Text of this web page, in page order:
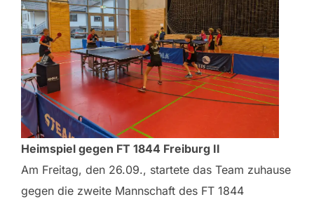
Heimspiel gegen FT 1844 Freiburg II
Am Freitag, den 26.09., startete das Team zuhause
gegen die zweite Mannschaft des FT 1844